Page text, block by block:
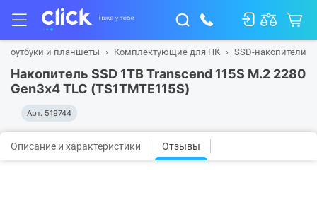
ноутбуки и планшеты Комплектующие для ПК SSD-накопители
Накопитель SSD 1TB Transcend 115S M.2 2280
Gen3x4 TLC (TS1TMTE115S)
Арт. 519744
Описание и характеристики Отзывы